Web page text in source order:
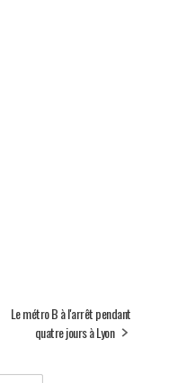
Le métro B à l'arrêt pendant
quatre jours à Lyon